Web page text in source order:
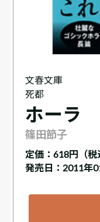
文春文庫
死都
ホーラ
篠田節子
定価： 618円（税
発売日：2011年